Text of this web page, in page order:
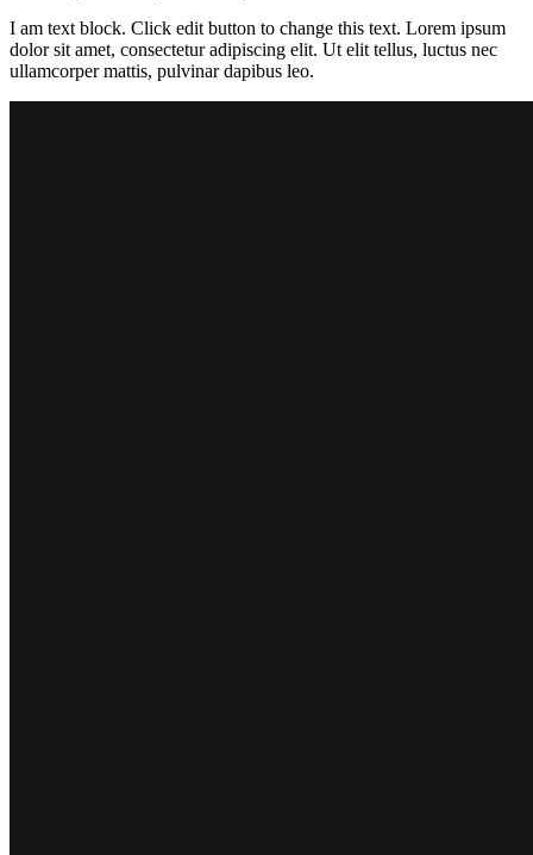
I am text block. Click edit button to change this text. Lorem ipsum
dolor sit amet, consectetur adipiscing elit. Ut elit tellus, luctus nec
ullamcorper mattis, pulvinar dapibus leo.